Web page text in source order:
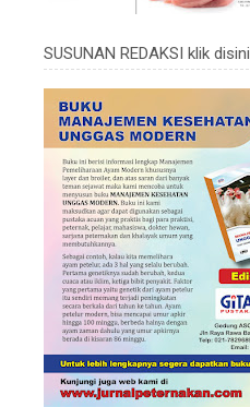
SUSUNAN REDAKSI klik disini